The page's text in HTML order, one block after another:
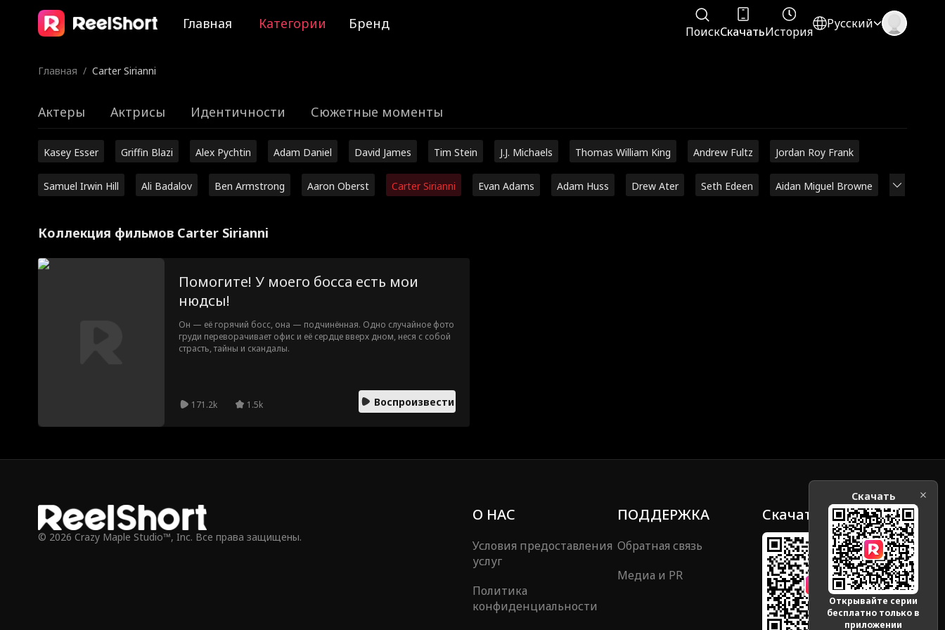
Главная Категории Бренд ПоискСкачатьИстория
Русский
Главная / Carter Sirianni
Актеры Актрисы Идентичности Сюжетные моменты
Kasey Esser Griffin Blazi Alex Pychtin Adam Daniel David James Tim Stein J.J. Michaels Thomas William King Andrew Fultz Jordan Roy Frank
Samuel Irwin Hill Ali Badalov Ben Armstrong Aaron Oberst Carter Sirianni Evan Adams Adam Huss Drew Ater Seth Edeen Aidan Miguel Browne
Коллекция фильмов Carter Sirianni
Помогите! У моего босса есть мои
нюдсы!
Он — её горячий босс, она — подчинённая. Одно случайное фото
груди переворачивает офис и её сердце вверх дном, неся с собой
страсть, тайны и скандалы.
171.2k 1.5k Воспроизвести
© 2026 Crazy Maple Studio™, Inc. Все права защищены.
О НАС
Условия предоставления
услуг
Политика
конфиденциальности
ПОДДЕРЖКА
Обратная связь
Медиа и PR
Скачать
Скачать
Открывайте серии
бесплатно только в
приложении